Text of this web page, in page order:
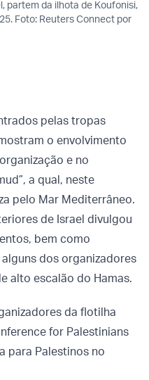
partem da ilhota de Koufonisi,
Foto: Reuters Connect por
pelas tropas
o envolvimento
e no
a qual, neste
pelo Mar Mediterrâneo.
de Israel divulgou
bem como
dos organizadores
alto escalão do Hamas.
da flotilha
for Palestinians
para Palestinos no